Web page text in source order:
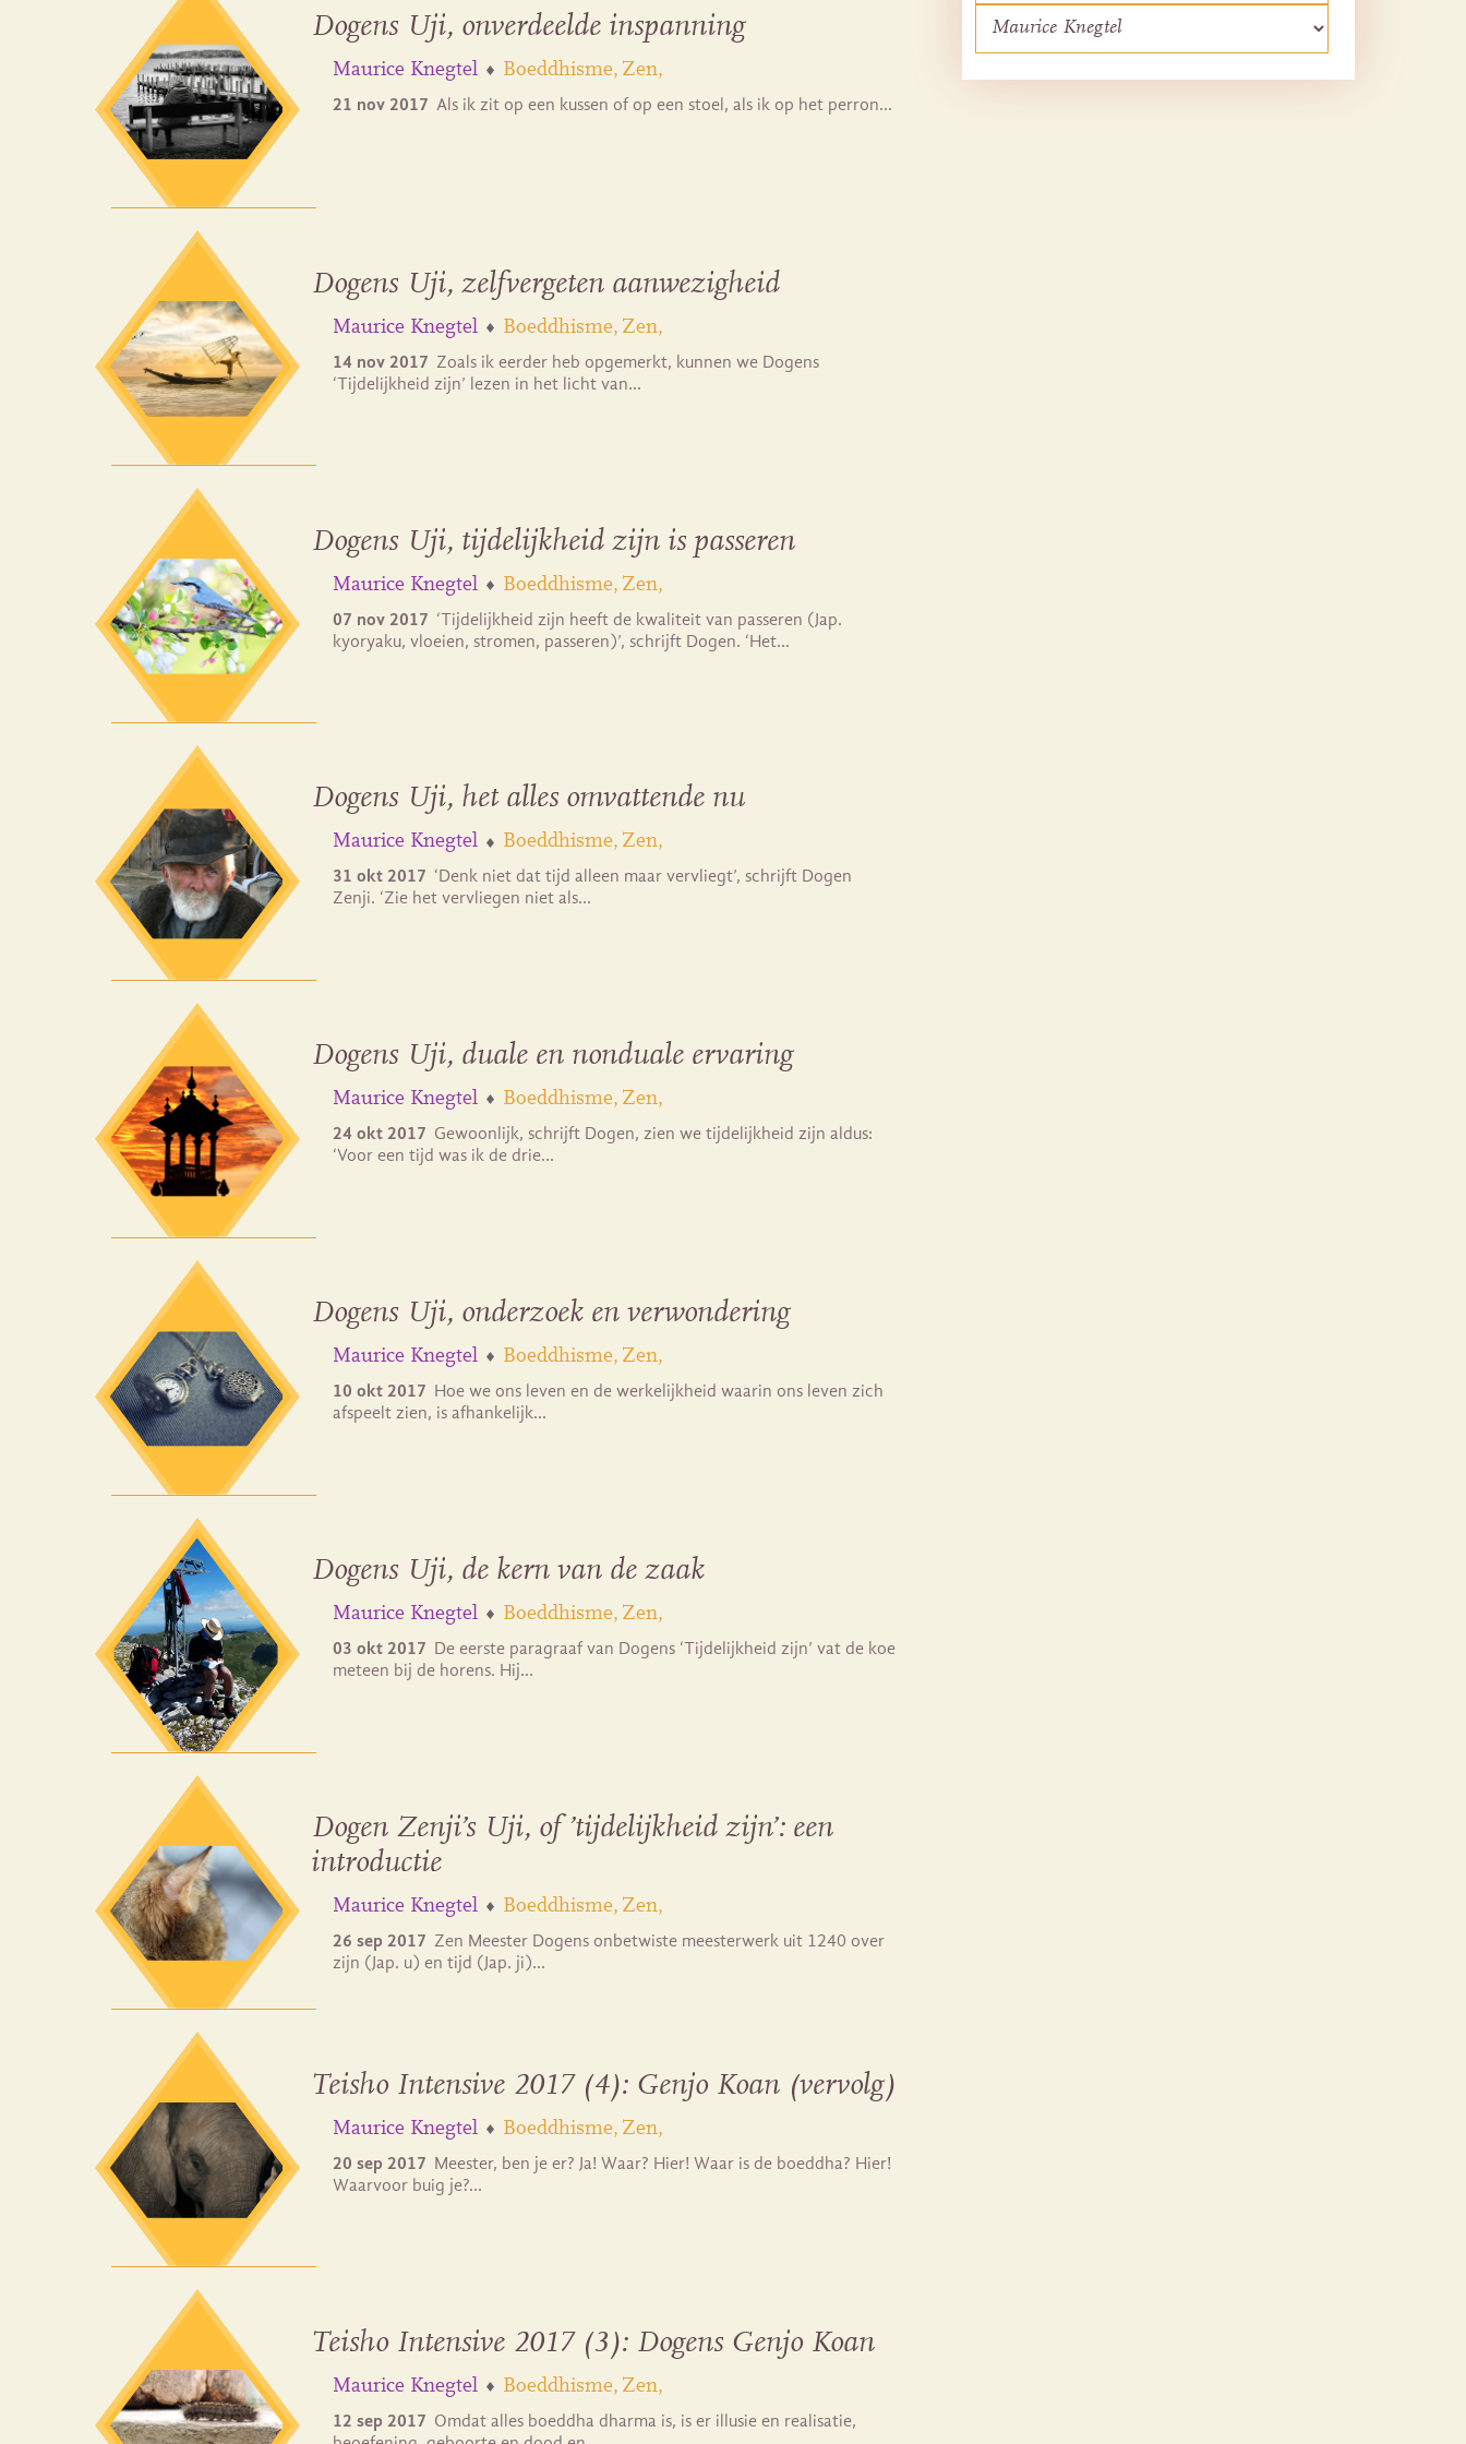
Dogens Uji, onverdeelde inspanning
Maurice Knegtel Boeddhisme Zen
21 nov 2017 Als ik zit op een kussen of op een stoel, als ik op het perron…
Dogens Uji, zelfvergeten aanwezigheid
Maurice Knegtel Boeddhisme Zen
14 nov 2017 Zoals ik eerder heb opgemerkt, kunnen we Dogens
‘Tijdelijkheid zijn’ lezen in het licht van…
Dogens Uji, tijdelijkheid zijn is passeren
Maurice Knegtel Boeddhisme Zen
07 nov 2017 ‘Tijdelijkheid zijn heeft de kwaliteit van passeren (Jap.
kyoryaku, vloeien, stromen, passeren)’, schrijft Dogen. ‘Het…
Dogens Uji, het alles omvattende nu
Maurice Knegtel Boeddhisme Zen
31 okt 2017 ‘Denk niet dat tijd alleen maar vervliegt’, schrijft Dogen
Zenji. ‘Zie het vervliegen niet als…
Dogens Uji, duale en nonduale ervaring
Maurice Knegtel Boeddhisme Zen
24 okt 2017 Gewoonlijk, schrijft Dogen, zien we tijdelijkheid zijn aldus:
‘Voor een tijd was ik de drie…
Dogens Uji, onderzoek en verwondering
Maurice Knegtel Boeddhisme Zen
10 okt 2017 Hoe we ons leven en de werkelijkheid waarin ons leven zich
afspeelt zien, is afhankelijk…
Dogens Uji, de kern van de zaak
Maurice Knegtel Boeddhisme Zen
03 okt 2017 De eerste paragraaf van Dogens ‘Tijdelijkheid zijn’ vat de koe
meteen bij de horens. Hij…
Dogen Zenji’s Uji, of ’tijdelijkheid zijn’: een
introductie
Maurice Knegtel Boeddhisme Zen
26 sep 2017 Zen Meester Dogens onbetwiste meesterwerk uit 1240 over
zijn (Jap. u) en tijd (Jap. ji)…
Teisho Intensive 2017 (4): Genjo Koan (vervolg)
Maurice Knegtel Boeddhisme Zen
20 sep 2017 Meester, ben je er? Ja! Waar? Hier! Waar is de boeddha? Hier!
Waarvoor buig je?…
Teisho Intensive 2017 (3): Dogens Genjo Koan
Maurice Knegtel Boeddhisme Zen
12 sep 2017 Omdat alles boeddha dharma is, is er illusie en realisatie,